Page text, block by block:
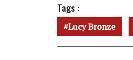
Tags :
Lucy Bronze